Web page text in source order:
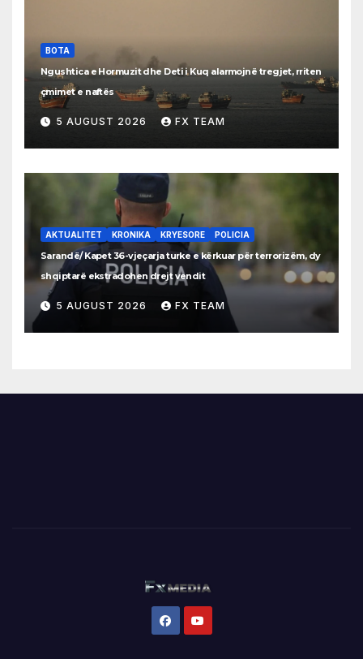
BOTA
Ngushtica e Hormuzit dhe Deti i Kuq alarmojnë tregjet, rriten
çmimet e naftës
5 AUGUST 2026 FX TEAM
AKTUALITET KRONIKA KRYESORE POLICIA
Sarandë/ Kapet 36-vjeçarja turke e kërkuar për terrorizëm, dy
shqiptarë ekstradohen drejt vendit
5 AUGUST 2026 FX TEAM